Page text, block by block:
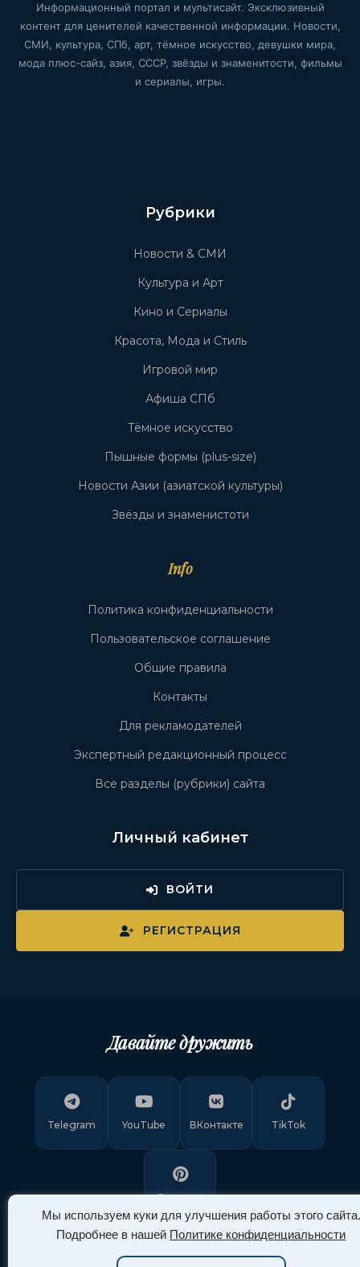
Мы используем куки для улучшения работы этого сайта.
Подробнее в нашей Политике конфиденциальности
Информационный портал и мультисайт. Эксклюзивный
контент для ценителей качественной информации. Новости,
СМИ, культура, СПб, арт, тёмное искусство, девушки мира,
мода плюс-сайз, азия, СССР, звёзды и знаменитости, фильмы
и сериалы, игры.
Рубрики
Новости & СМИ
Культура и Арт
Кино и Сериалы
Красота, Мода и Стиль
Игровой мир
Афиша СПб
Тёмное искусство
Пышные формы (plus-size)
Новости Азии (азиатской культуры)
Звёзды и знаменистоти
Info
Политика конфиденциальности
Пользовательское соглашение
Общие правила
Контакты
Для рекламодателей
Экспертный редакционный процесс
Все разделы (рубрики) сайта
Личный кабинет
ВОЙТИ
РЕГИСТРАЦИЯ
Давайте дружить
Telegram YouTube ВКонтакте TikTok
Pinterest